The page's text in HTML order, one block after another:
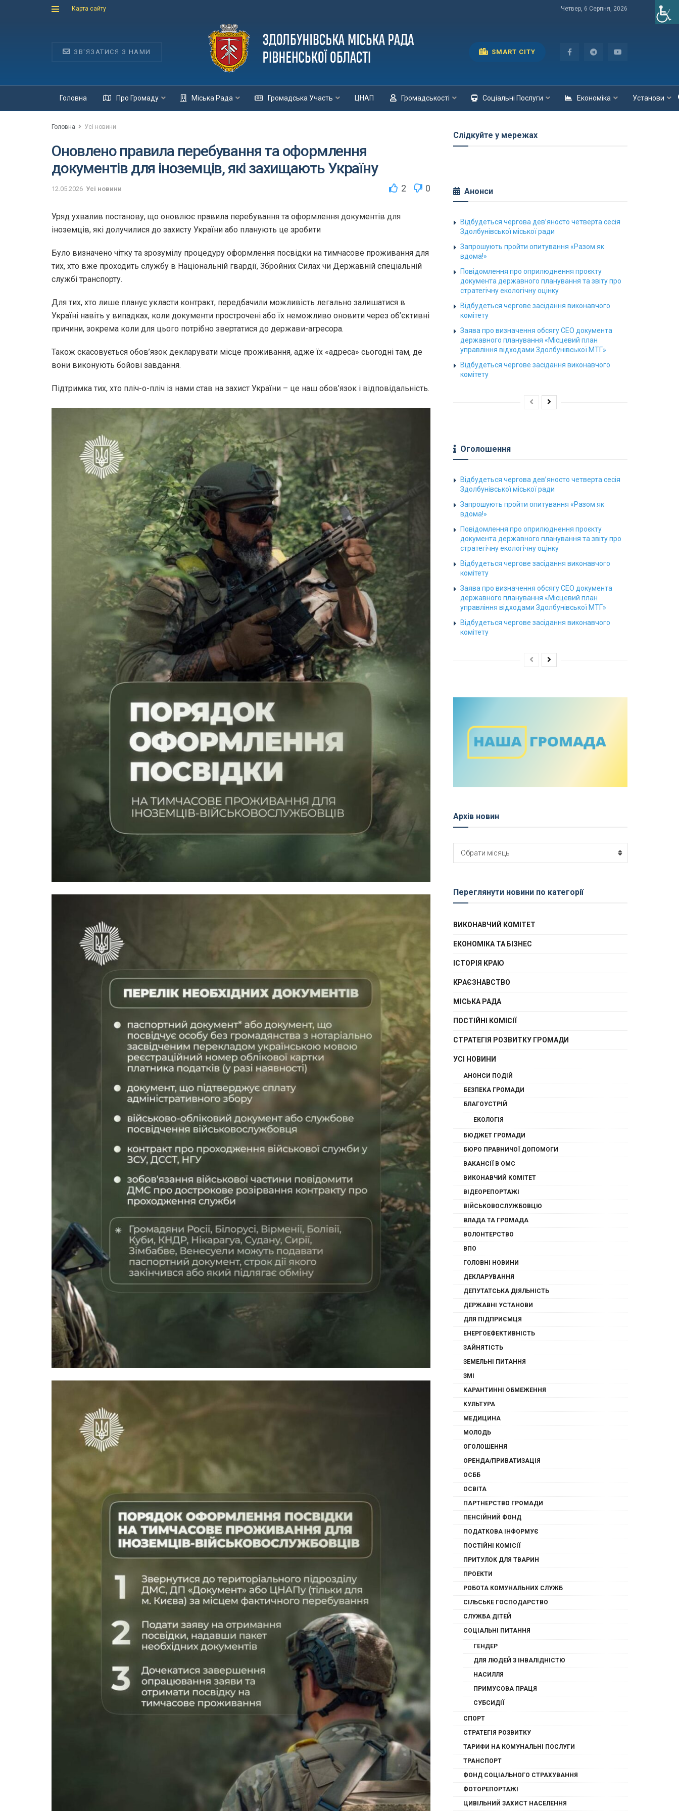
Карта сайту Четвер, 6 Серпня, 2026
ЗВ'ЯЗАТИСЯ З НАМИ SMART CITY
Головна Про Громаду Міська Рада Громадська Участь ЦНАП Громадськості Соціальні Послуги Економіка Установи
Головна Усі новини
Оновлено правила перебування та оформлення
документів для іноземців, які захищають Україну
12.05.2026 Усі новини 2 0
Уряд ухвалив постанову, що оновлює правила перебування та оформлення документів для
іноземців, які долучилися до захисту України або планують це зробити
Було визначено чітку та зрозумілу процедуру оформлення посвідки на тимчасове проживання для
тих, хто вже проходить службу в Національній гвардії, Збройних Силах чи Державній спеціальній
службі транспорту.
Для тих, хто лише планує укласти контракт, передбачили можливість легально залишатися в
Україні навіть у випадках, коли документи прострочені або їх неможливо оновити через об’єктивні
причини, зокрема коли для цього потрібно звертатися до держави-агресора.
Також скасовується обов’язок декларувати місце проживання, адже їх «адреса» сьогодні там, де
вони виконують бойові завдання.
Підтримка тих, хто пліч-о-пліч із нами став на захист України – це наш обов’язок і відповідальність.
Слідкуйте у мережах
Анонси
Відбудеться чергова дев’яносто четверта сесія
Здолбунівської міської ради
Запрошують пройти опитування «Разом як
вдома!»
Повідомлення про оприлюднення проєкту
документа державного планування та звіту про
стратегічну екологічну оцінку
Відбудеться чергове засідання виконавчого
комітету
Заява про визначення обсягу СЕО документа
державного планування «Місцевий план
управління відходами Здолбунівської МТГ»
Відбудеться чергове засідання виконавчого
комітету
Оголошення
Відбудеться чергова дев’яносто четверта сесія
Здолбунівської міської ради
Запрошують пройти опитування «Разом як
вдома!»
Повідомлення про оприлюднення проєкту
документа державного планування та звіту про
стратегічну екологічну оцінку
Відбудеться чергове засідання виконавчого
комітету
Заява про визначення обсягу СЕО документа
державного планування «Місцевий план
управління відходами Здолбунівської МТГ»
Відбудеться чергове засідання виконавчого
комітету
Архів новин
Архів
новин
Обрати місяць
Переглянути новини по категорії
ВИКОНАВЧИЙ КОМІТЕТ
ЕКОНОМІКА ТА БІЗНЕС
ІСТОРІЯ КРАЮ
КРАЄЗНАВСТВО
МІСЬКА РАДА
ПОСТІЙНІ КОМІСІЇ
СТРАТЕГІЯ РОЗВИТКУ ГРОМАДИ
УСІ НОВИНИ
АНОНСИ ПОДІЙ
БЕЗПЕКА ГРОМАДИ
БЛАГОУСТРІЙ
ЕКОЛОГІЯ
БЮДЖЕТ ГРОМАДИ
БЮРО ПРАВНИЧОЇ ДОПОМОГИ
ВАКАНСІЇ В ОМС
ВИКОНАВЧИЙ КОМІТЕТ
ВІДЕОРЕПОРТАЖІ
ВІЙСЬКОВОСЛУЖБОВЦЮ
ВЛАДА ТА ГРОМАДА
ВОЛОНТЕРСТВО
ВПО
ГОЛОВНІ НОВИНИ
ДЕКЛАРУВАННЯ
ДЕПУТАТСЬКА ДІЯЛЬНІСТЬ
ДЕРЖАВНІ УСТАНОВИ
ДЛЯ ПІДПРИЄМЦЯ
ЕНЕРГОЕФЕКТИВНІСТЬ
ЗАЙНЯТІСТЬ
ЗЕМЕЛЬНІ ПИТАННЯ
ЗМІ
КАРАНТИННІ ОБМЕЖЕННЯ
КУЛЬТУРА
МЕДИЦИНА
МОЛОДЬ
ОГОЛОШЕННЯ
ОРЕНДА/ПРИВАТИЗАЦІЯ
ОСББ
ОСВІТА
ПАРТНЕРСТВО ГРОМАДИ
ПЕНСІЙНИЙ ФОНД
ПОДАТКОВА ІНФОРМУЄ
ПОСТІЙНІ КОМІСІЇ
ПРИТУЛОК ДЛЯ ТВАРИН
ПРОЕКТИ
РОБОТА КОМУНАЛЬНИХ СЛУЖБ
СІЛЬСЬКЕ ГОСПОДАРСТВО
СЛУЖБА ДІТЕЙ
СОЦІАЛЬНІ ПИТАННЯ
ГЕНДЕР
ДЛЯ ЛЮДЕЙ З ІНВАЛІДНІСТЮ
НАСИЛЛЯ
ПРИМУСОВА ПРАЦЯ
СУБСИДІЇ
СПОРТ
СТРАТЕГІЯ РОЗВИТКУ
ТАРИФИ НА КОМУНАЛЬНІ ПОСЛУГИ
ТРАНСПОРТ
ФОНД СОЦІАЛЬНОГО СТРАХУВАННЯ
ФОТОРЕПОРТАЖІ
ЦИВІЛЬНИЙ ЗАХИСТ НАСЕЛЕННЯ